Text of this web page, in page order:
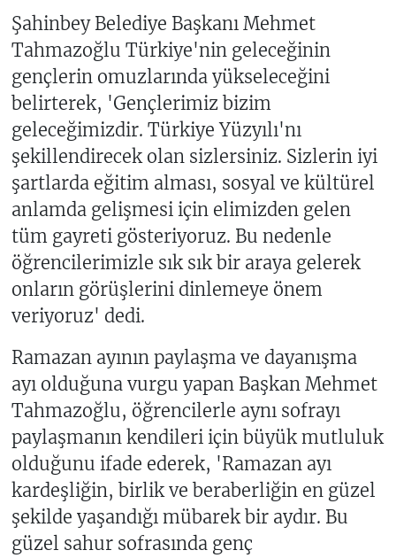
Şahinbey Belediye Başkanı Mehmet
Tahmazoğlu Türkiye'nin geleceğinin
gençlerin omuzlarında yükseleceğini
belirterek, 'Gençlerimiz bizim
geleceğimizdir. Türkiye Yüzyılı'nı
şekillendirecek olan sizlersiniz. Sizlerin iyi
şartlarda eğitim alması, sosyal ve kültürel
anlamda gelişmesi için elimizden gelen
tüm gayreti gösteriyoruz. Bu nedenle
öğrencilerimizle sık sık bir araya gelerek
onların görüşlerini dinlemeye önem
veriyoruz' dedi.
Ramazan ayının paylaşma ve dayanışma
ayı olduğuna vurgu yapan Başkan Mehmet
Tahmazoğlu, öğrencilerle aynı sofrayı
paylaşmanın kendileri için büyük mutluluk
olduğunu ifade ederek, 'Ramazan ayı
kardeşliğin, birlik ve beraberliğin en güzel
şekilde yaşandığı mübarek bir aydır. Bu
güzel sahur sofrasında genç